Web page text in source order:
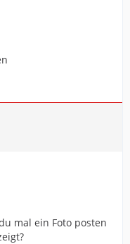
mal ein Foto posten